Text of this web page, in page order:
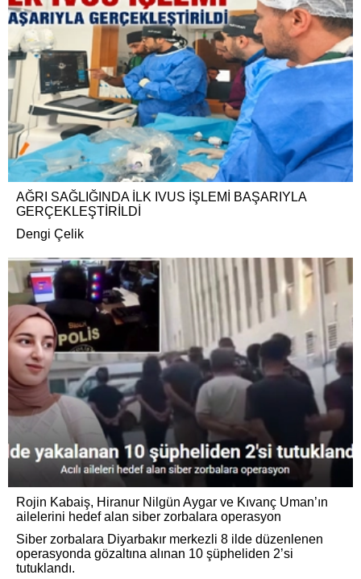
AĞRI SAĞLIĞINDA İLK IVUS İŞLEMİ BAŞARIYLA
GERÇEKLEŞTİRİLDİ
Dengi Çelik
Rojin Kabaiş, Hiranur Nilgün Aygar ve Kıvanç Uman’ın
ailelerini hedef alan siber zorbalara operasyon
Siber zorbalara Diyarbakır merkezli 8 ilde düzenlenen
operasyonda gözaltına alınan 10 şüpheliden 2’si
tutuklandı.